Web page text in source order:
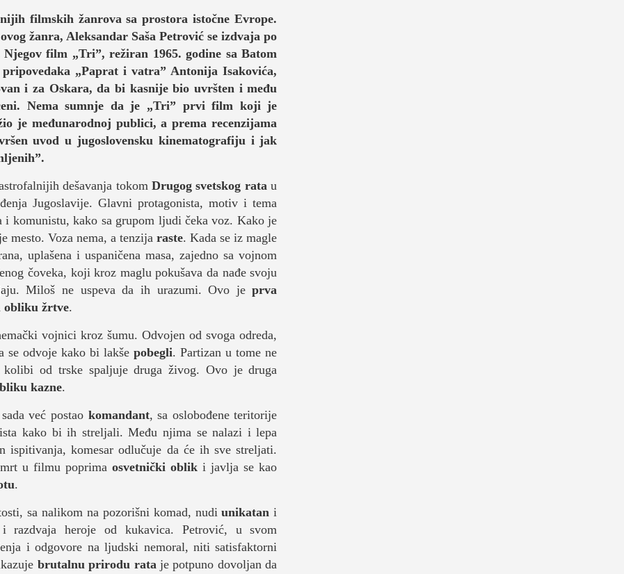
LIST
filmskih žanrova sa prostora istočne Evrope.
žanra, Aleksandar Saša Petrović se izdvaja po
film „Tri”, režiran 1965. godine sa Batom
„Paprat i vatra” Antonija Isakovića,
i za Oskara, da bi kasnije bio uvršten i među
Nema sumnje da je „Tri” prvi film koji je
je međunarodnoj publici, a prema recenzijama
uvod u jugoslovensku kinematografiju i jak
”.
dešavanja tokom Drugog svetskog ratau
Jugoslavije. Glavni protagonista, motiv i tema
i komunistu, kako sa grupom ljudi čeka voz. Kako je
mesto. Voza nema, a tenzijaraste. Kada se iz magle
uplašena i uspaničena masa, zajedno sa vojnom
čoveka, koji kroz maglu pokušava da nađe svoju
Miloš ne uspeva da ih urazumi. Ovo jeprva
obliku žrtve.
vojnici kroz šumu. Odvojen od svoga odreda,
se odvoje kako bi lakšepobegli. Partizan u tome ne
od trske spaljuje druga živog. Ovo je druga
kazne.
već postao komandant, sa oslobođene teritorije
kako bi ih streljali. Među njima se nalazi i lepa
ispitivanja, komesar odlučuje da će ih sve streljati.
u filmu poprimaosvetnički oblik i javlja se kao
.
sa nalikom na pozorišni komad, nudiunikatan i
heroje od kukavica. Petrović, u svom
i odgovore na ljudski nemoral, niti satisfaktorni
brutalnu prirodu rataje potpuno dovoljan da